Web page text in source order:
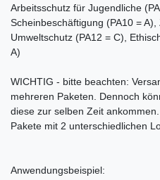
Arbeitsschutz für Jugendliche
Scheinbeschäftigung (PA10 =
Umweltschutz (PA12 = C),
A)
WICHTIG - bitte beachten:
mehreren Paketen. Dennoch
diese zur selben Zeit
Pakete mit 2 unterschiedlichen
Anwendungsbeispiel: